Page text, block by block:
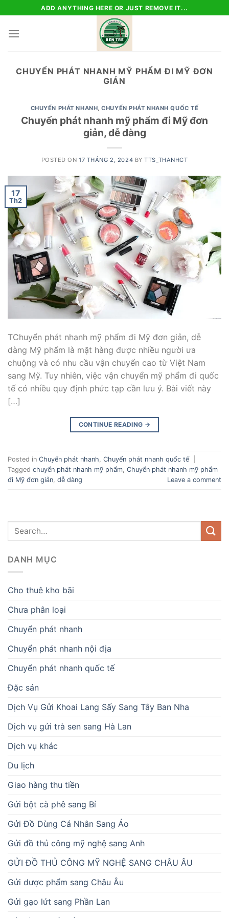
to
content
ADD ANYTHING HERE OR JUST REMOVE IT...
CHUYỂN PHÁT NHANH MỸ PHẨM ĐI MỸ ĐƠN
GIẢN
CHUYỂN PHÁT NHANH,CHUYỂN PHÁT NHANH QUỐC TẾ
Chuyển phát nhanh mỹ phẩm đi Mỹ đơn
giản, dễ dàng
POSTED ON17 THÁNG 2, 2024 BYTTS_THANHCT
17
Th2
TChuyển phát nhanh mỹ phẩm đi Mỹ đơn giản, dễ
dàng Mỹ phẩm là mặt hàng được nhiều người ưa
chuộng và có nhu cầu vận chuyển cao từ Việt Nam
sang Mỹ. Tuy nhiên, việc vận chuyển mỹ phẩm đi quốc
tế có nhiều quy định phức tạp cần lưu ý. Bài viết này
[…]
CONTINUE READING →
Posted in Chuyển phát nhanh, Chuyển phát nhanh quốc tế
Tagged chuyển phát nhanh mỹ phẩm, Chuyển phát nhanh mỹ phẩm
đi Mỹ đơn giản, dễ dàng Leave a comment
DANH MỤC
Cho thuê kho bãi
Chưa phân loại
Chuyển phát nhanh
Chuyển phát nhanh nội địa
Chuyển phát nhanh quốc tế
Đặc sản
Dịch Vụ Gửi Khoai Lang Sấy Sang Tây Ban Nha
Dịch vụ gửi trà sen sang Hà Lan
Dịch vụ khác
Du lịch
Giao hàng thu tiền
Gửi bột cà phê sang Bỉ
Gửi Đồ Dùng Cá Nhân Sang Áo
Gửi đồ thủ công mỹ nghệ sang Anh
GỬI ĐỒ THỦ CÔNG MỸ NGHỆ SANG CHÂU ÂU
Gửi dược phẩm sang Châu Âu
Gửi gạo lứt sang Phần Lan